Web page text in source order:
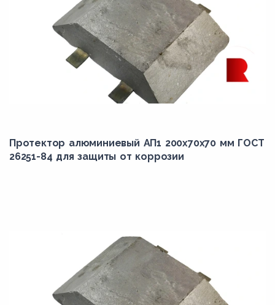
Протектор алюминиевый АП1 200х70х70 мм ГОСТ
26251-84 для защиты от коррозии